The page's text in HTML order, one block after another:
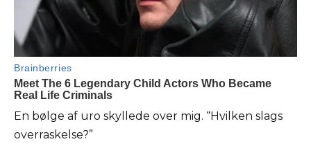
En bølge af uro skyllede over mig. “Hvilken slags
overraskelse?”